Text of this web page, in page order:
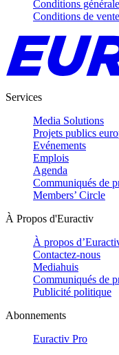
Conditions
Conditions de vente
Services
Media Solutions
Projets publics
Evénements
Emplois
Agenda
Communiqués de
Members’ Circle
À Propos d'Euractiv
À propos
Contactez-nous
Mediahuis
Communiqués de
Publicité politique
Abonnements
Euractiv Pro